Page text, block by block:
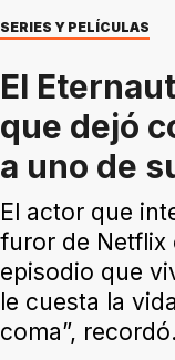
SERIES Y PELÍCULAS
El
que dejó
a uno de
El actor que
furor de Netflix
episodio que
le cuesta la
coma”, recordó.